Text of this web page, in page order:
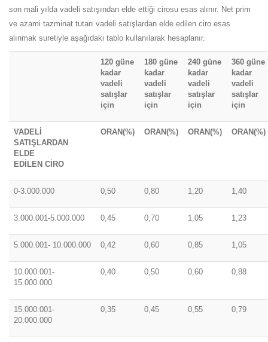
son mali yılda vadeli satışından elde ettiği cirosu esas alınır. Net prim
ve azami tazminat tutarı vadeli satışlardan elde edilen ciro esas
alınmak suretiyle aşağıdaki tablo kullanılarak hesaplanır.
120 güne
kadar
vadeli
satışlar
için
180 güne
kadar
vadeli
satışlar
için
240 güne
kadar
vadeli
satışlar
için
360 güne
kadar
vadeli
satışlar
için
VADELİ
SATIŞLARDAN
ELDE
EDİLEN CİRO
ORAN(%) ORAN(%) ORAN(%) ORAN(%)
0-3.000.000 0,50 0,80 1,20 1,40
3.000.001-5.000.000 0,45 0,70 1,05 1,23
5.000.001- 10.000.000 0,42 0,60 0,85 1,05
10.000.001-
15.000.000
0,40 0,50 0,60 0,88
15.000.001-
20.000.000
0,35 0,45 0,55 0,79